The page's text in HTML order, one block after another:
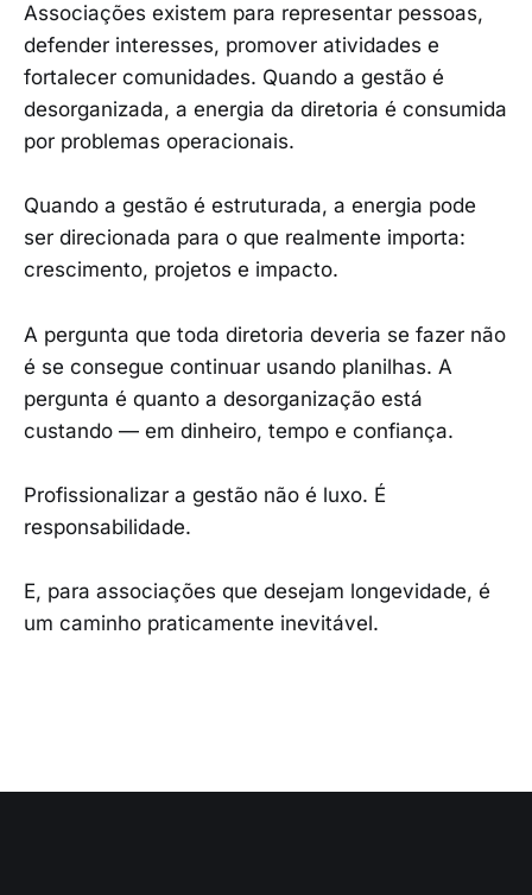
Associações existem para representar pessoas,
defender interesses, promover atividades e
fortalecer comunidades. Quando a gestão é
desorganizada, a energia da diretoria é consumida
por problemas operacionais.
Quando a gestão é estruturada, a energia pode
ser direcionada para o que realmente importa:
crescimento, projetos e impacto.
A pergunta que toda diretoria deveria se fazer não
é se consegue continuar usando planilhas. A
pergunta é quanto a desorganização está
custando — em dinheiro, tempo e confiança.
Profissionalizar a gestão não é luxo. É
responsabilidade.
E, para associações que desejam longevidade, é
um caminho praticamente inevitável.